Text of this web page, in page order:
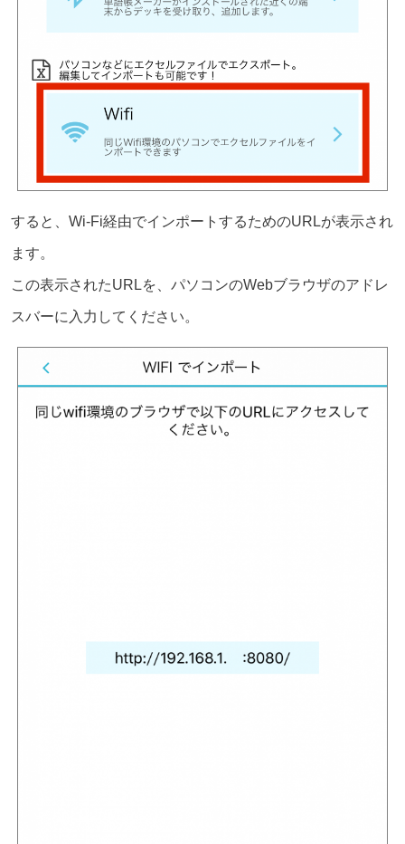
すると、Wi-Fi経由でインポートするためのURLが表示され
ます。
この表示されたURLを、パソコンのWebブラウザのアドレ
スバーに入力してください。